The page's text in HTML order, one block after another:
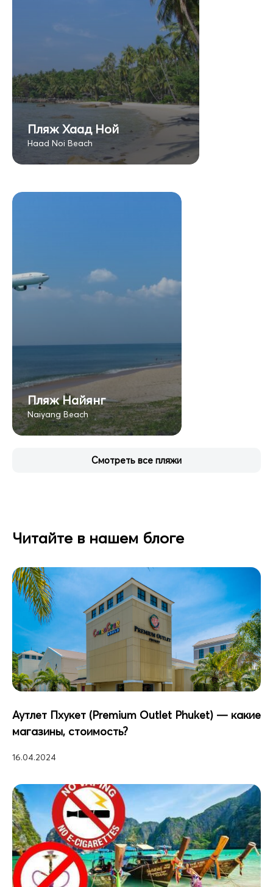
Пляж Хаад Ной
Haad Noi Beach
Пляж Найянг
Naiyang Beach
Смотреть все пляжи
Читайте в нашем блоге
Аутлет Пхукет (Premium Outlet Phuket) — какие
магазины, стоимость?
16.04.2024